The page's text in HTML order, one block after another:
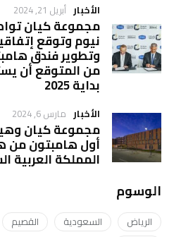
الأخبار أبريل 21, 2024
مجموعة كيان
نيوم وتوقع
وتطوير فندق
من المتوقع أن
بداية 2025
الأخبار مارس 6, 2024
مجموعة كيان
أول هامبتون من
المملكة العربية
الوسوم
الرياض السعودية القصيم